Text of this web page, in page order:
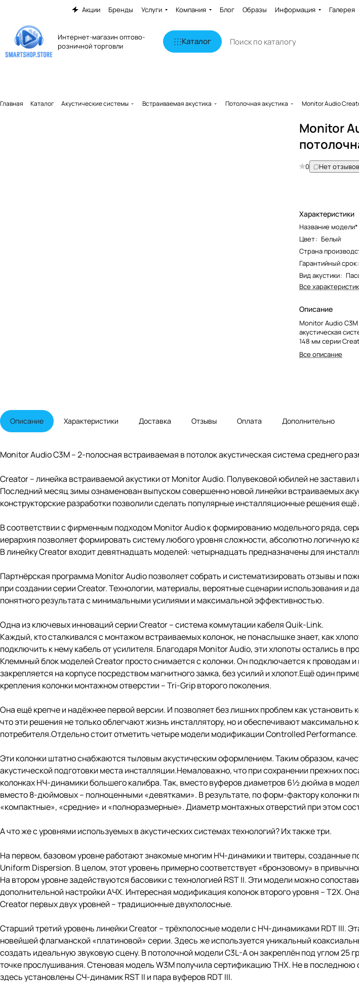
Акции Бренды Услуги Компания Блог Образы Информация Галерея
Интернет-магазин оптово-
розничной торговли
Каталог
Главная Каталог Акустические системы Встраиваемая акустика Потолочная акустика Monitor Audio
Monitor
0 Нет отзывов
Характеристики
Название модели*
Цвет: Белый
Страна
Гарантийный срок:
Вид акустики:
Все
Описание
Monitor Audio
акустическая
148 мм серии
Все описание
Описание Характеристики Доставка Отзывы Оплата Дополнительно
Monitor Audio C3M – 2-полосная встраиваемая в потолок акустическая система среднего
Creator – линейка встраиваемой акустики от Monitor Audio. Полувековой юбилей не
Последний месяц зимы ознаменован выпуском совершенно новой линейки встраиваемых
конструкторские разработки позволили сделать популярные инсталляционные решения
В соответствии с фирменным подходом Monitor Audio к формированию модельного ряда,
иерархия позволяет формировать систему любого уровня сложности, абсолютно логичную
В линейку Creator входит девятнадцать моделей: четырнадцать предназначены для
Партнёрская программа Monitor Audio позволяет собрать и систематизировать отзывы и
при создании серии Creator. Технологии, материалы, вероятные сценарии использования и
понятного результата с минимальными усилиями и максимальной эффективностью.
Одна из ключевых инноваций серии Creator – система коммутации кабеля Quik-Link.
Каждый, кто сталкивался с монтажом встраиваемых колонок, не понаслышке знает, как
подключить к нему кабель от усилителя. Благодаря Monitor Audio, эти хлопоты остались в
Клеммный блок моделей Creator просто снимается с колонки. Он подключается к проводам
закрепляется на корпусе посредством магнитного замка, без усилий и хлопот.Ещё один
крепления колонки монтажном отверстии – Tri-Grip второго поколения.
Она ещё крепче и надёжнее первой версии. И позволяет без лишних проблем как установить
что эти решения не только облегчают жизнь инсталлятору, но и обеспечивают максимально
потребителя.Отдельно стоит отметить четыре модели модификации Controlled Performance.
Эти колонки штатно снабжаются тыловым акустическим оформлением. Таким образом,
акустической подготовки места инсталляции.Немаловажно, что при сохранении прежних
колонках НЧ-динамики большего калибра. Так, вместо вуферов диаметров 6½ дюйма в
вместо 8-дюймовых – полноценными «девятками». В результате, по форм-фактору колонки
«компактные», «средние» и «полноразмерные». Диаметр монтажных отверстий при этом
А что же с уровнями используемых в акустических системах технологий? Их также три.
На первом, базовом уровне работают знакомые многим НЧ-динамики и твитеры, созданные
Uniform Dispersion. В целом, этот уровень примерно соответствует «бронзовому» в
На втором уровне задействуются басовики с технологией RST II. Эти модели можно
дополнительной настройки АЧХ. Интересная модификация колонок второго уровня – T2X.
Creator первых двух уровней – традиционные двухполосные.
Старший третий уровень линейки Creator – трёхполосные модели с НЧ-динамиками RDT III.
новейшей флагманской «платиновой» серии. Здесь же используется уникальный
создать идеальную звуковую сцену. В потолочной модели C3L-A он закреплён под углом 25
точке прослушивания. Стеновая модель W3M получила сертификацию THX. Не в последнюю
здесь установлены СЧ-динамик RST II и пара вуферов RDT III.